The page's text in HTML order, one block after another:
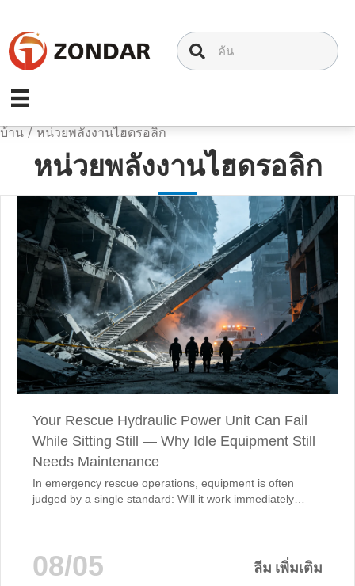
เนื้อหา
บ้าน / หน่วยพลังงานไฮดรอลิก
หน่วยพลังงานไฮดรอลิก
Your Rescue Hydraulic Power Unit Can Fail
While Sitting Still — Why Idle Equipment Still
Needs Maintenance
In emergency rescue operations, equipment is often
judged by a single standard: Will it work immediately
emergency operations are designed to operate in harsh
outdoor environments. Ironically, the greatest threat to
08/05 ลีม เพิ่มเติม